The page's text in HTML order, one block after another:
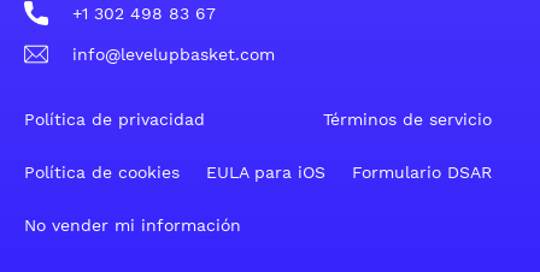
+1 302 498 83 67
info@levelupbasket.com
Política de privacidad Términos de servicio
Política de cookies EULA para iOS Formulario DSAR
No vender mi información